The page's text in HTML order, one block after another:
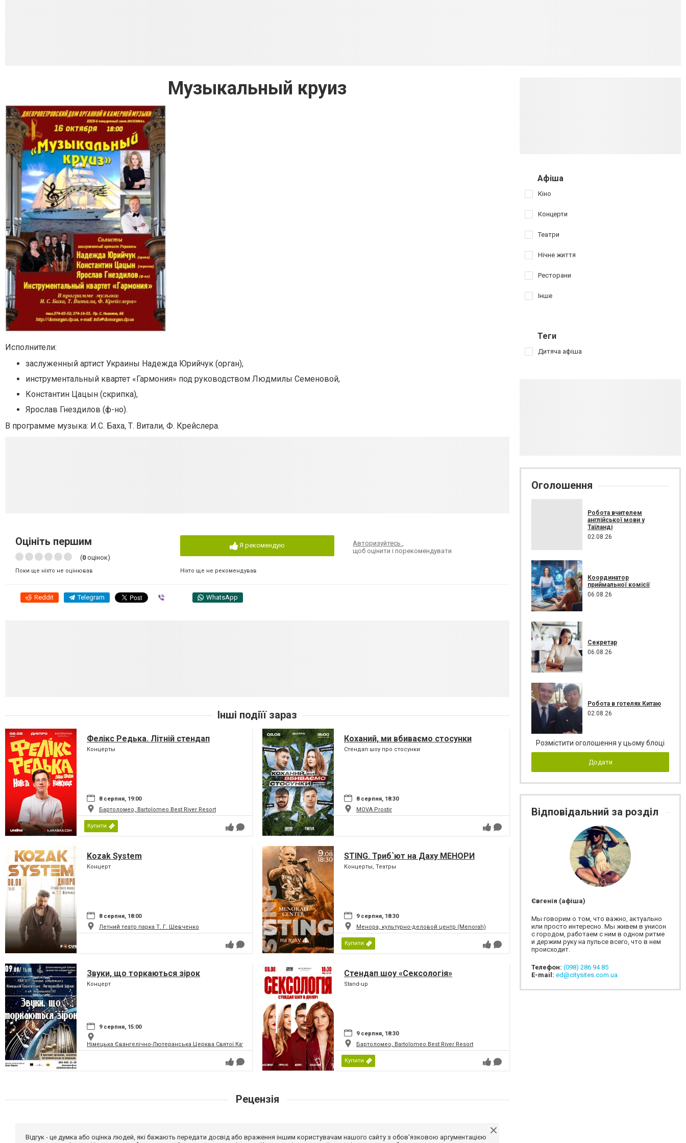
Музыкальный круиз
Исполнители:
заслуженный артист Украины Надежда Юрийчук (орган),
инструментальный квартет «Гармония» под руководством Людмилы Семеновой,
Константин Цацын (скрипка),
Ярослав Гнездилов (ф-но).
В программе музыка: И.С. Баха, Т. Витали, Ф. Крейслера.
Оцініть першим
(0 оцінок)
Поки ще ніхто не оцінював
Я рекомендую
Ніхто ще не рекомендував
Авторизуйтесь,
щоб оцінити і порекомендувати
Reddit Telegram WhatsApp
Інші подіїї зараз
Фелікс Редька. Літній стендап
Концерты
8 серпня, 19:00
Бартоломео, Bartolomeo Best River Resort
Купити
Коханий, ми вбиваємо стосунки
Стендап шоу про стосунки
8 серпня, 18:30
MOVA Рrostir
Kozak System
Концерт
8 серпня, 18:00
Летний театр парка Т. Г. Шевченко
STING. Триб`ют на Даху МЕНОРИ
Концерты, Театры
9 серпня, 18:30
Менора, культурно-деловой центр (Menorah)
Купити
Звуки, що торкаються зірок
Концерт
9 серпня, 15:00
Німецька Євангелічно-Лютеранська Церква Святої Катерини (Кірха Святої Катерини)
Стендап шоу «Сексологія»
Stand-up
9 серпня, 18:30
Бартоломео, Bartolomeo Best River Resort
Купити
Рецензія
Відгук - це думка або оцінка людей, які бажають передати досвід або враження іншим користувачам нашого сайту з обов'язковою аргументацією
Афіша
Кіно
Концерти
Театри
Нічне життя
Ресторани
Інше
Теги
Дитяча афіша
Оголошення
Робота вчителем
англійської мови у
Таїланді
02.08.26
Координатор
приймальної комісії
06.08.26
Секретар
06.08.26
Робота в готелях Китаю
02.08.26
Розмістити оголошення у цьому блоці
Додати
Відповідальний за розділ
Євгенія (афіша)
Мы говорим о том, что важно, актуально
или просто интересно. Мы живем в унисон
с городом, работаем с ним в одном ритме
и держим руку на пульсе всего, что в нем
происходит.
Телефон: (098) 286 94 85
E-mail: ed@citysites.com.ua